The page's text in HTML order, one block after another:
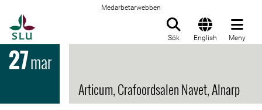
Medarbetarwebben
Sök English Meny
27mar
Articum, Crafoordsalen Navet, Alnarp